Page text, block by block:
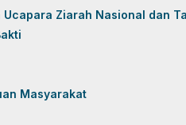
Ucapara Ziarah Nasional dan
Masyarakat